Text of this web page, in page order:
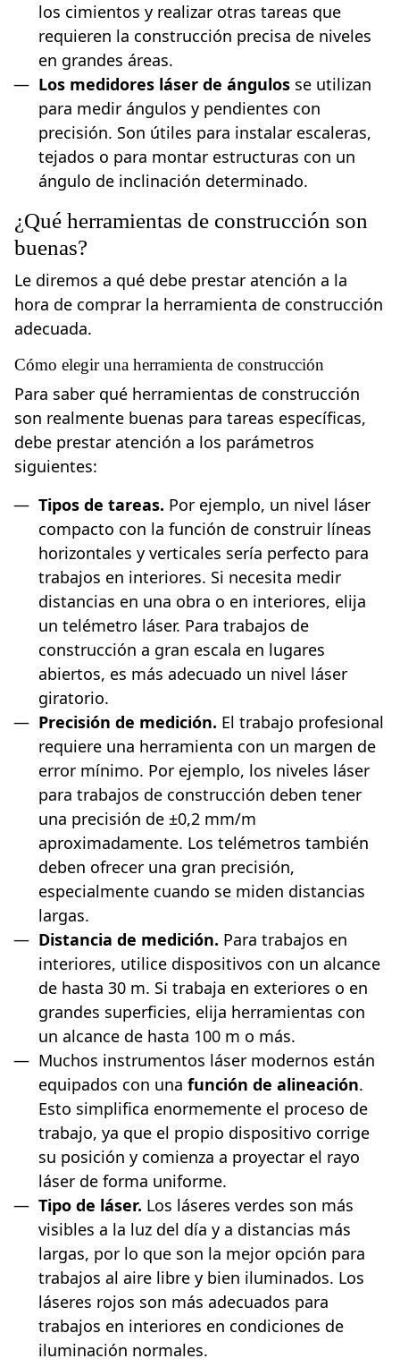
los cimientos y realizar otras tareas que
requieren la construcción precisa de niveles
en grandes áreas.
Los medidores láser de ángulos se utilizan
para medir ángulos y pendientes con
precisión. Son útiles para instalar escaleras,
tejados o para montar estructuras con un
ángulo de inclinación determinado.
¿Qué herramientas de construcción son
buenas?
Le diremos a qué debe prestar atención a la
hora de comprar la herramienta de construcción
adecuada.
Cómo elegir una herramienta de construcción
Para saber qué herramientas de construcción
son realmente buenas para tareas específicas,
debe prestar atención a los parámetros
siguientes:
Tipos de tareas. Por ejemplo, un nivel láser
compacto con la función de construir líneas
horizontales y verticales sería perfecto para
trabajos en interiores. Si necesita medir
distancias en una obra o en interiores, elija
un telémetro láser. Para trabajos de
construcción a gran escala en lugares
abiertos, es más adecuado un nivel láser
giratorio.
Precisión de medición. El trabajo profesional
requiere una herramienta con un margen de
error mínimo. Por ejemplo, los niveles láser
para trabajos de construcción deben tener
una precisión de ±0,2 mm/m
aproximadamente. Los telémetros también
deben ofrecer una gran precisión,
especialmente cuando se miden distancias
largas.
Distancia de medición. Para trabajos en
interiores, utilice dispositivos con un alcance
de hasta 30 m. Si trabaja en exteriores o en
grandes superficies, elija herramientas con
un alcance de hasta 100 m o más.
Muchos instrumentos láser modernos están
equipados con una función de alineación.
Esto simplifica enormemente el proceso de
trabajo, ya que el propio dispositivo corrige
su posición y comienza a proyectar el rayo
láser de forma uniforme.
Tipo de láser. Los láseres verdes son más
visibles a la luz del día y a distancias más
largas, por lo que son la mejor opción para
trabajos al aire libre y bien iluminados. Los
láseres rojos son más adecuados para
trabajos en interiores en condiciones de
iluminación normales.